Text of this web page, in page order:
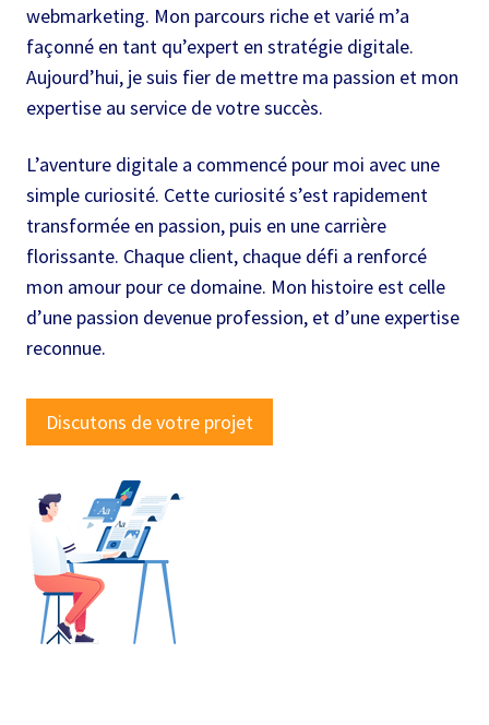
webmarketing. Mon parcours riche et varié m’a
façonné en tant qu’expert en stratégie digitale.
Aujourd’hui, je suis fier de mettre ma passion et mon
expertise au service de votre succès.
L’aventure digitale a commencé pour moi avec une
simple curiosité. Cette curiosité s’est rapidement
transformée en passion, puis en une carrière
florissante. Chaque client, chaque défi a renforcé
mon amour pour ce domaine. Mon histoire est celle
d’une passion devenue profession, et d’une expertise
reconnue.
Discutons de votre projet